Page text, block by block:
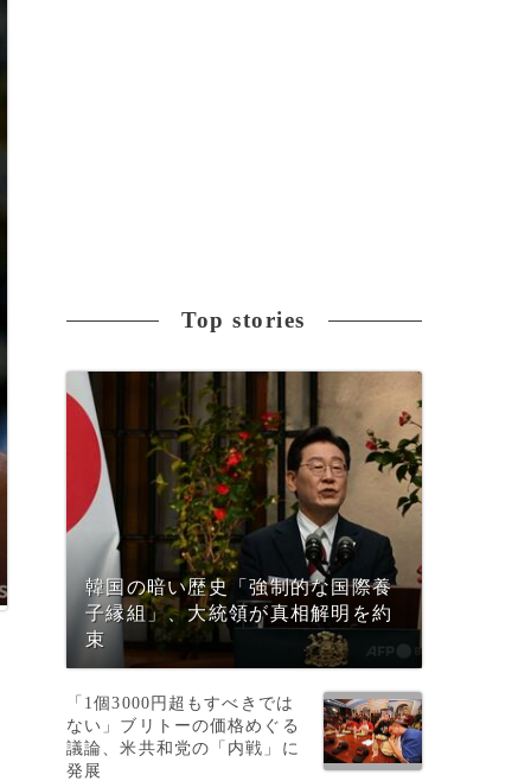
Top stories
韓国の暗い歴史「強制的な国際養
子縁組」、大統領が真相解明を約
束
「1個3000円超もすべきでは
ない」ブリトーの価格めぐる
議論、米共和党の「内戦」に
発展